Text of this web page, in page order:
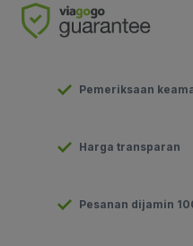
Pemeriksaan
Harga transparan
Pesanan dijamin